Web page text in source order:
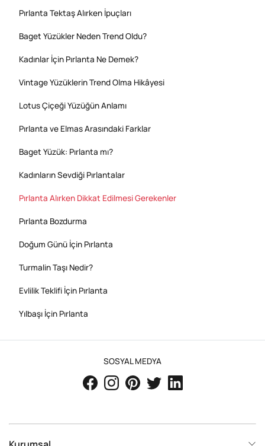
Pırlanta Tektaş Alırken İpuçları
Baget Yüzükler Neden Trend Oldu?
Kadınlar İçin Pırlanta Ne Demek?
Vintage Yüzüklerin Trend Olma Hikâyesi
Lotus Çiçeği Yüzüğün Anlamı
Pırlanta ve Elmas Arasındaki Farklar
Baget Yüzük: Pırlanta mı?
Kadınların Sevdiği Pırlantalar
Pırlanta Alırken Dikkat Edilmesi Gerekenler
Pırlanta Bozdurma
Doğum Günü İçin Pırlanta
Turmalin Taşı Nedir?
Evlilik Teklifi İçin Pırlanta
Yılbaşı İçin Pırlanta
SOSYAL MEDYA